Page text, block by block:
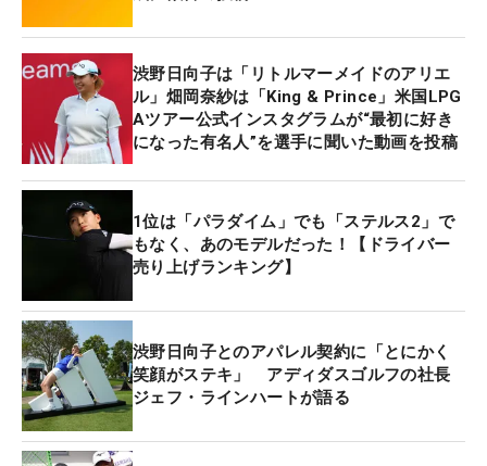
渋野日向子は「リトルマーメイドのアリエ
ル」畑岡奈紗は「King & Prince」米国LPG
Aツアー公式インスタグラムが“最初に好き
になった有名人”を選手に聞いた動画を投稿
1位は「パラダイム」でも「ステルス2」で
もなく、あのモデルだった！【ドライバー
売り上げランキング】
渋野日向子とのアパレル契約に「とにかく
笑顔がステキ」 アディダスゴルフの社長
ジェフ・ラインハートが語る